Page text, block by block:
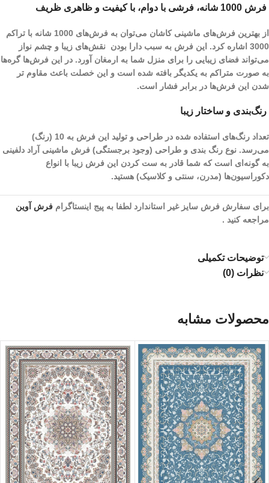
فرش 1000 شانه، فرشی با دوام، با کیفیت و ظاهری ظریف
از بهترین فرش‌های ماشینی کاشان می‌توان به فرش‌های 1000 شانه با تراکم
3000 اشاره کرد. این فرش به سبب دارا بودن نقش‌های زیبا و چشم نواز
می‌تواند فضای زیبایی را برای منزل شما به ارمغان آورد. در این فرش‌ها گره‌ها
به صورت متراکم به یکدیگر بافته شده است و این خصلت باعث مقاوم تر
شدن این فرش‌ها در برابر فشار است.
رنگ‌بندی و ساختار زیبا
تعداد رنگ‌های استفاده شده در طراحی و تولید این فرش به 10 (رنگ)
می‌رسد. نوع رنگ بندی و طراحی (وجود برجستگی) فرش ماشینی آراد دلفینی
به گونه‌ای است که شما قادر به ست کردن این فرش زیبا با انواع
دکوراسیون‌ها (مدرن، سنتی و کلاسیک) هستید.
برای سفارش فرش سایز غیر استاندارد لطفا به پیج اینستاگرام فرش آوین
مراجعه کنید .
توضیحات تکمیلی
نظرات (0)
محصولات مشابه